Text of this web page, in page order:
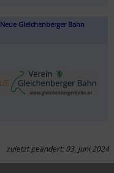
Neue Gleichenberger Bahn
zuletzt geändert: 03. Juni 2024